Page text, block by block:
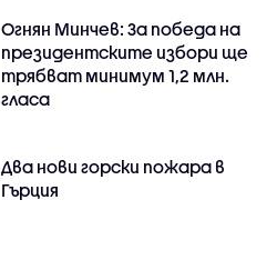
Огнян Минчев: За победа на
президентските избори ще
трябват минимум 1,2 млн.
гласа
Два нови горски пожара в
Гърция